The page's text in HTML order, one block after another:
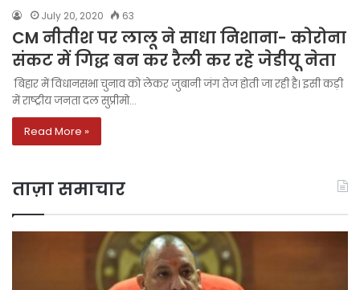
July 20, 2020 63
CM नीतीश पर लालू ने साधा निशाना- कोरोना
संकट में गिद्ध बन कर रैली कर रहे जेडीयू नेता
बिहार में विधानसभा चुनाव को लेकर जुबानी जंग तेज होती जा रही है। इसी कड़ी
में राष्‍ट्रीय जनता दल सुप्रीमो…
Read More »
ताज़ा समाचार